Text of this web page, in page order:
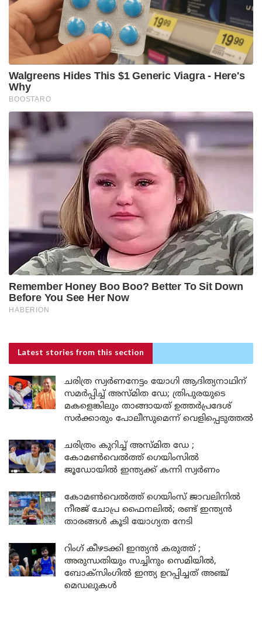
Latest stories from this section
ചരിത്ര സ്വർണനേട്ടം യോഗി ആദിത്യനാഥിന്
സമർപ്പിച്ച് അസ്മിത ഡേ; ത്രിപുരയുടെ
മകളെങ്കിലും താങ്ങായത് ഉത്തർപ്രദേശ്
സർക്കാരും പോലീസുമെന്ന് വെളിപ്പെടുത്തൽ
ചരിത്രം കുറിച്ച് അസ്മിത ഡേ ;
കോമൺവെൽത്ത് ഗെയിംസിൽ
ജൂഡോയിൽ ഇന്ത്യക്ക് കന്നി സ്വർണം
കോമൺവെൽത്ത് ഗെയിംസ് ജാവലിനിൽ
നീരജ് ചോപ്ര ഫൈനലിൽ; രണ്ട് ഇന്ത്യൻ
താരങ്ങൾ കൂടി യോഗ്യത നേടി
റിംഗ് കീഴടക്കി ഇന്ത്യൻ കരുത്ത് ;
അരുന്ധതിയും സച്ചിനും സെമിയിൽ,
ബോക്സിംഗിൽ ഇന്ത്യ ഉറപ്പിച്ചത് അഞ്ച്
മെഡലുകൾ